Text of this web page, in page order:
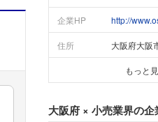
企業HP http://
住所 大阪府大阪
もっと
大阪府 × 小売業界の企